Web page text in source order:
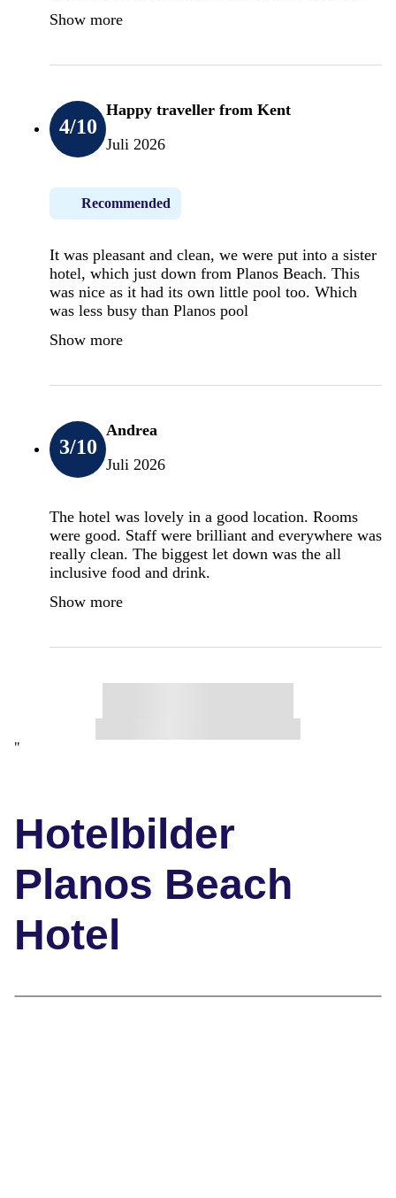
Show more
4/10
Happy traveller from Kent
Juli 2026
Recommended
It was pleasant and clean, we were put into a sister
hotel, which just down from Planos Beach. This
was nice as it had its own little pool too. Which
was less busy than Planos pool
Show more
3/10
Andrea
Juli 2026
The hotel was lovely in a good location. Rooms
were good. Staff were brilliant and everywhere was
really clean. The biggest let down was the all
inclusive food and drink.
Show more
"
Hotelbilder
Planos Beach
Hotel